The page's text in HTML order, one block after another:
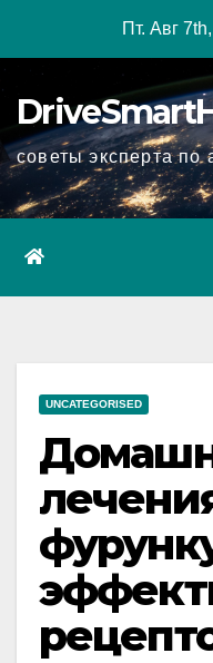
Пт. Авг
советы эксперта по
UNCATEGORISED